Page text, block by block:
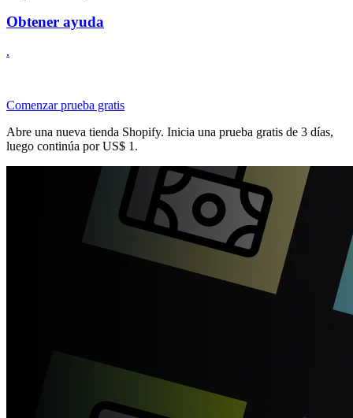
Obtener ayuda
.
Comenzar prueba gratis
Abre una nueva tienda Shopify. Inicia una prueba gratis de 3 días,
luego continúa por US$ 1.